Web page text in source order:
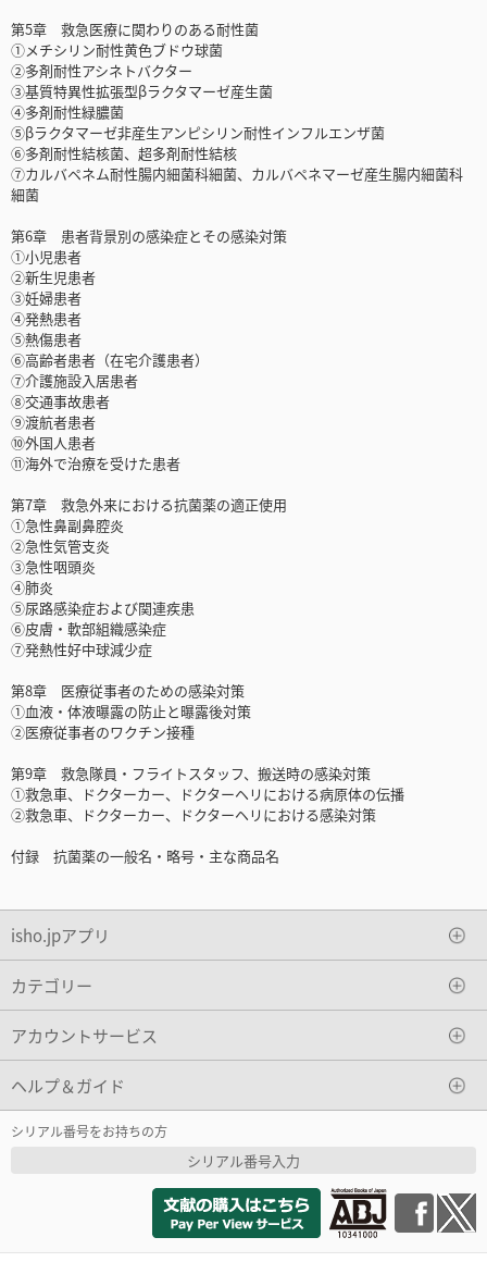
第5章 救急医療に関わりのある耐性菌
①メチシリン耐性黄色ブドウ球菌
②多剤耐性アシネトバクター
③基質特異性拡張型βラクタマーゼ産生菌
④多剤耐性緑膿菌
⑤βラクタマーゼ非産生アンピシリン耐性インフルエンザ菌
⑥多剤耐性結核菌、超多剤耐性結核
⑦カルバペネム耐性腸内細菌科細菌、カルバペネマーゼ産生腸内細菌科
細菌
第6章 患者背景別の感染症とその感染対策
①小児患者
②新生児患者
③妊婦患者
④発熱患者
⑤熱傷患者
⑥高齢者患者（在宅介護患者）
⑦介護施設入居患者
⑧交通事故患者
⑨渡航者患者
⑩外国人患者
⑪海外で治療を受けた患者
第7章 救急外来における抗菌薬の適正使用
①急性鼻副鼻腔炎
②急性気管支炎
③急性咽頭炎
④肺炎
⑤尿路感染症および関連疾患
⑥皮膚・軟部組織感染症
⑦発熱性好中球減少症
第8章 医療従事者のための感染対策
①血液・体液曝露の防止と曝露後対策
②医療従事者のワクチン接種
第9章 救急隊員・フライトスタッフ、搬送時の感染対策
①救急車、ドクターカー、ドクターヘリにおける病原体の伝播
②救急車、ドクターカー、ドクターヘリにおける感染対策
付録 抗菌薬の一般名・略号・主な商品名
isho.jpアプリ
カテゴリー
アカウントサービス
ヘルプ＆ガイド
シリアル番号をお持ちの方
シリアル番号入力